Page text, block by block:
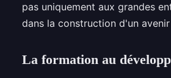
pas uniquement aux grandes
dans la construction d'un
La formation au